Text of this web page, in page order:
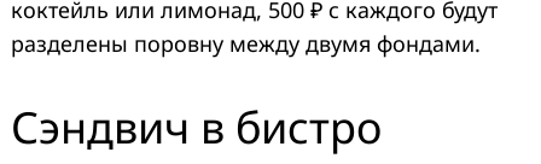
коктейль или лимонад, 500 ₽ с каждого будут
разделены поровну между двумя фондами.
Сэндвич в бистро